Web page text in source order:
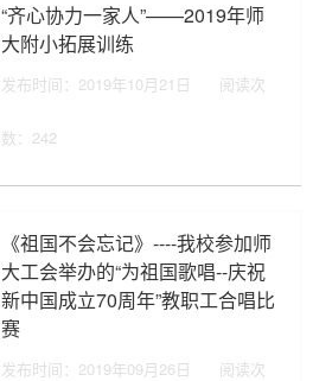
“齐心协力一家人”——2019年师
大附小拓展训练
发布时间：2019年10月21日 阅读次
数： 242
《祖国不会忘记》----我校参加师
大工会举办的“为祖国歌唱--庆祝
新中国成立70周年”教职工合唱比
赛
发布时间：2019年09月26日 阅读次